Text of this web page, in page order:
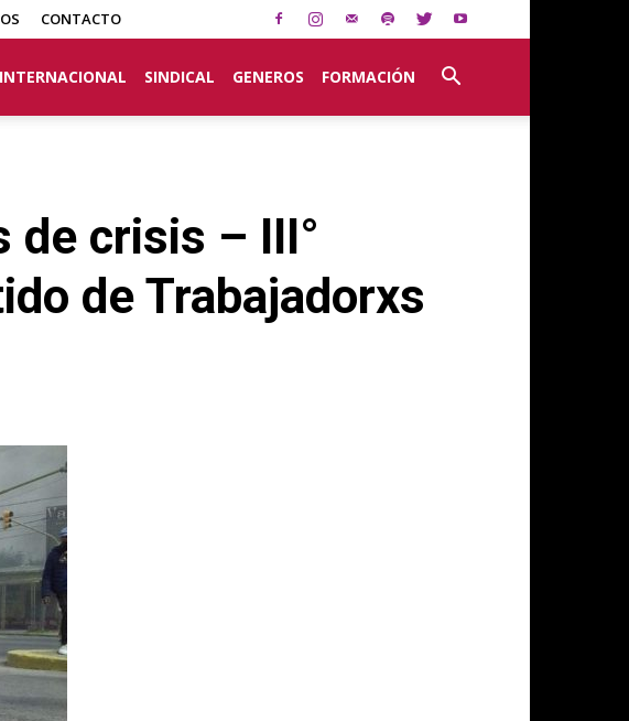
CONTACTO
INTERNACIONAL SINDICAL GENEROS FORMACIÓN
de crisis – III°
de Trabajadorxs